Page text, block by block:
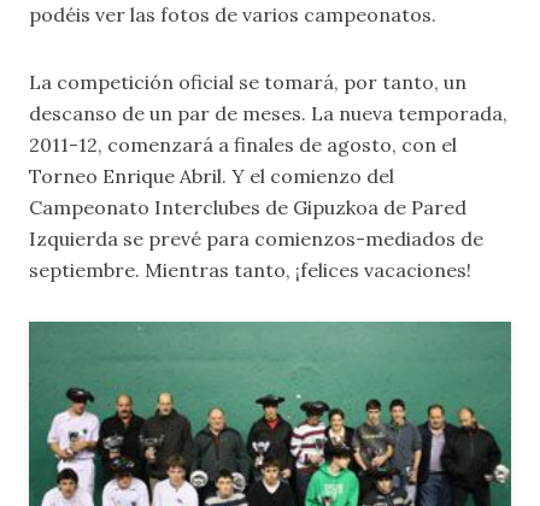
podéis ver las fotos de varios campeonatos.
La competición oficial se tomará, por tanto, un
descanso de un par de meses. La nueva temporada,
2011-12, comenzará a finales de agosto, con el
Torneo Enrique Abril. Y el comienzo del
Campeonato Interclubes de Gipuzkoa de Pared
Izquierda se prevé para comienzos-mediados de
septiembre. Mientras tanto, ¡felices vacaciones!